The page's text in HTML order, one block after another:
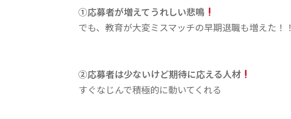
①応募者が増えてうれしい悲鳴
でも、教育が大変ミスマッチの早期退職も増えた！！
②応募者は少ないけど期待に応える人材
すぐなじんで積極的に動いてくれる